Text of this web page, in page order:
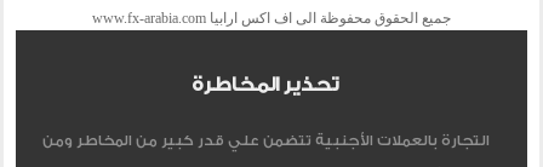
جميع الحقوق محفوظة الى اف اكس ارابيا www.fx-arabia.com
تحذير المخاطرة
التجارة بالعملات الأجنبية تتضمن علي قدر كبير من المخاطر ومن